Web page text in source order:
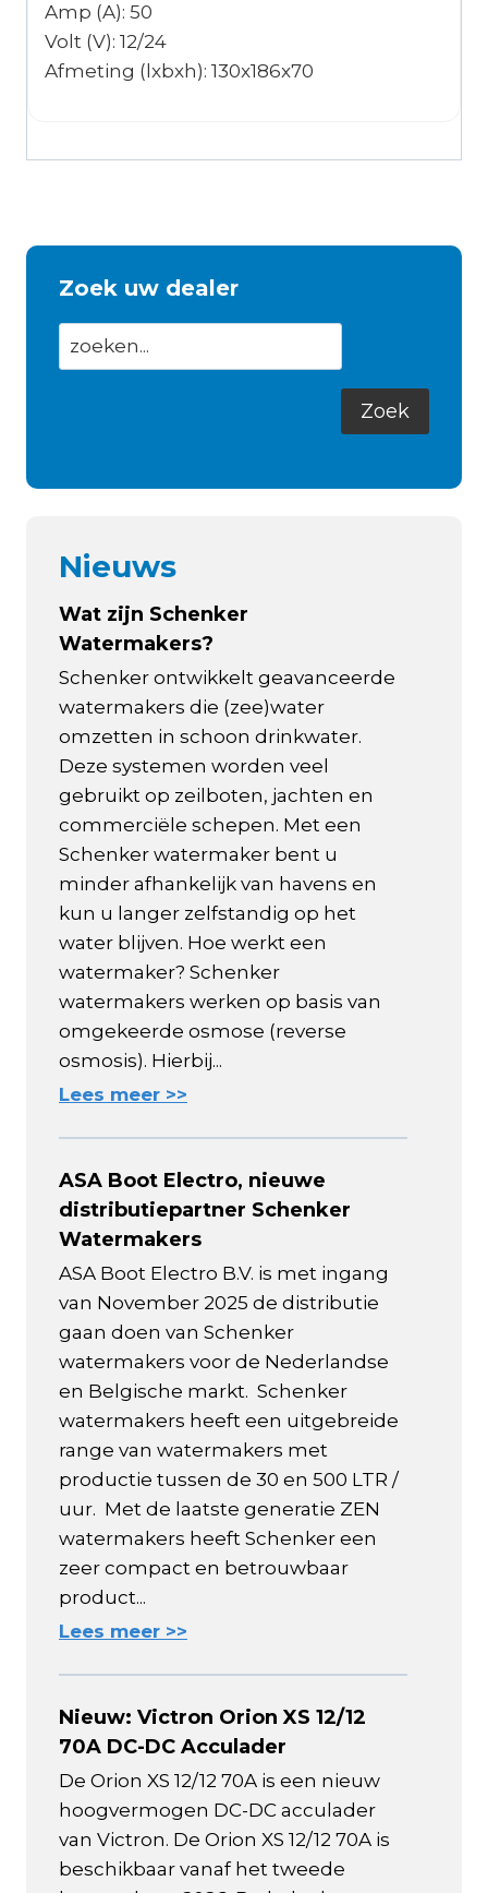
Amp (A): 50
Volt (V): 12/24
Afmeting (lxbxh): 130x186x70
Zoek uw dealer
Nieuws
Wat zijn Schenker
Watermakers?
Schenker ontwikkelt geavanceerde
watermakers die (zee)water
omzetten in schoon drinkwater.
Deze systemen worden veel
gebruikt op zeilboten, jachten en
commerciële schepen. Met een
Schenker watermaker bent u
minder afhankelijk van havens en
kun u langer zelfstandig op het
water blijven. Hoe werkt een
watermaker? Schenker
watermakers werken op basis van
omgekeerde osmose (reverse
osmosis). Hierbij...
Lees meer >>
ASA Boot Electro, nieuwe
distributiepartner Schenker
Watermakers
ASA Boot Electro B.V. is met ingang
van November 2025 de distributie
gaan doen van Schenker
watermakers voor de Nederlandse
en Belgische markt. Schenker
watermakers heeft een uitgebreide
range van watermakers met
productie tussen de 30 en 500 LTR /
uur. Met de laatste generatie ZEN
watermakers heeft Schenker een
zeer compact en betrouwbaar
product...
Lees meer >>
Nieuw: Victron Orion XS 12/12
70A DC-DC Acculader
De Orion XS 12/12 70A is een nieuw
hoogvermogen DC-DC acculader
van Victron. De Orion XS 12/12 70A is
beschikbaar vanaf het tweede